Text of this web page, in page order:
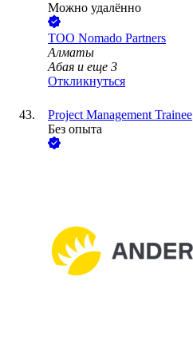
Можно удалённо
ТОО Nomado Partners
Алматы
Абая и еще 3
Откликнуться
Project Management Trainee
Без опыта